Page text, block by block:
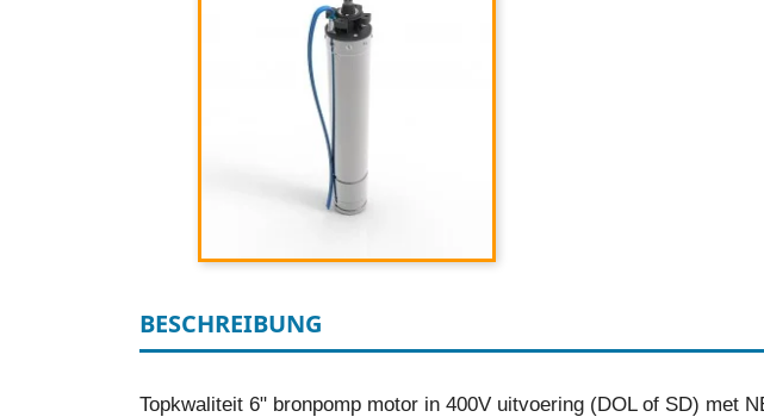
BESCHREIBUNG
Topkwaliteit 6" bronpomp motor in 400V uitvoering (DOL of SD) met